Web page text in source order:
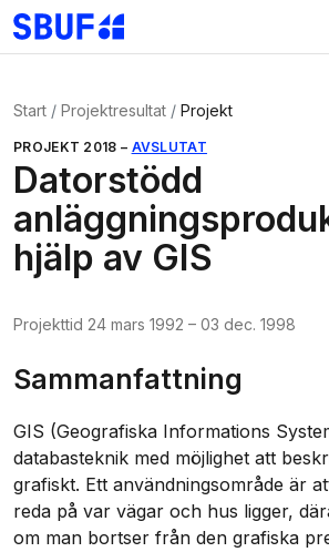
Gå direkt till huvudinnehållet
Start Projektresultat Projekt
PROJEKT 2018 – AVSLUTAT
Datorstödd
hjälp av GIS
Projekttid 24 mars 1992 – 03 dec. 1998
Sammanfattning
GIS (Geografiska Informations
databasteknik med möjlighet att
grafiskt. Ett användningsområde är
reda på var vägar och hus ligger,
om man bortser från den grafiska